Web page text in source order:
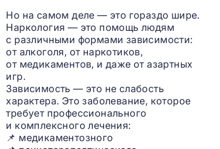
Но на самом деле — это гораздо шире.
Наркология — это помощь людям
с различными формами зависимости:
от алкоголя, от наркотиков,
от медикаментов, и даже от азартных
игр.
Зависимость — это не слабость
характера. Это заболевание, которое
требует профессионального
и комплексного лечения:
📌 медикаментозного